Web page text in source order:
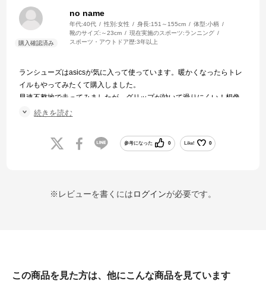
no name
年代:40代 性別:女性 身長:151～155cm 体型:小柄
靴のサイズ: ～23cm 現在実施のスポーツ:ランニング
スポーツ・アウトドア歴:3年以上
ランシューズはasicsが気に入って使っています。暖かくなったらトレ
イルもやってみたくて購入しました。
早速不整地で走ってみましたが、グリップが効いて滑りにくい！想像
してたより軽い！
続きを読む
参考になった 0 Like! 0
※レビューを書くにはログインが必要です。
この商品を見た方は、他にこんな商品を見ています